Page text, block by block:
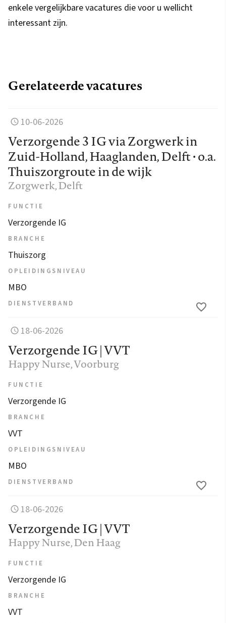
enkele vergelijkbare vacatures die voor u wellicht
interessant zijn.
Gerelateerde vacatures
10-06-2026
Verzorgende 3 IG via Zorgwerk in
Zuid-Holland, Haaglanden, Delft • o.a.
Thuiszorgroute in de wijk
Zorgwerk, Delft
FUNCTIE
Verzorgende IG
BRANCHE
Thuiszorg
OPLEIDINGSNIVEAU
MBO
DIENSTVERBAND
18-06-2026
Verzorgende IG | VVT
Happy Nurse, Voorburg
FUNCTIE
Verzorgende IG
BRANCHE
VVT
OPLEIDINGSNIVEAU
MBO
DIENSTVERBAND
18-06-2026
Verzorgende IG | VVT
Happy Nurse, Den Haag
FUNCTIE
Verzorgende IG
BRANCHE
VVT